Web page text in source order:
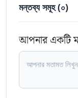
মন্তব্য সমূহ (০)
আপনার একটি